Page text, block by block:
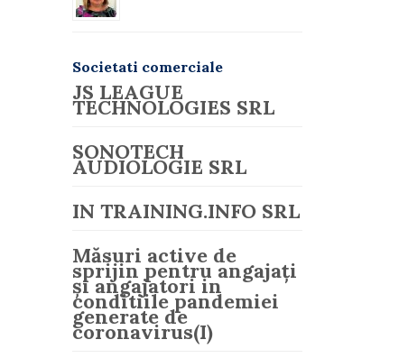
Societati comerciale
JS LEAGUE
TECHNOLOGIES SRL
SONOTECH
AUDIOLOGIE SRL
IN TRAINING.INFO SRL
Măsuri active de
sprijin pentru angajați
și angajatori in
conditiile pandemiei
generate de
coronavirus(I)